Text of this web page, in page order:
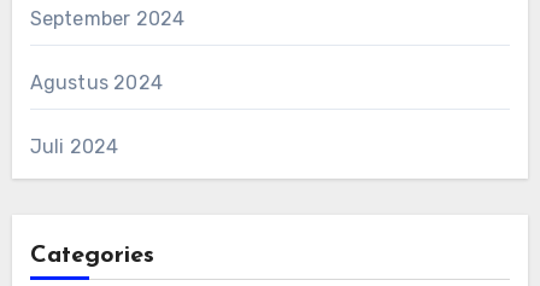
September 2024
Agustus 2024
Juli 2024
Categories